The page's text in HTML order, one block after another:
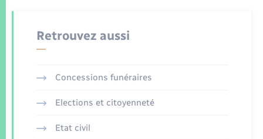
Retrouvez aussi
Concessions funéraires
Elections et citoyenneté
Etat civil